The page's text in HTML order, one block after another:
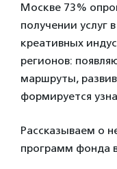
Москве 73%
получении услуг
креативных
регионов:
маршруты,
формируется
Рассказываем о
программ фонда